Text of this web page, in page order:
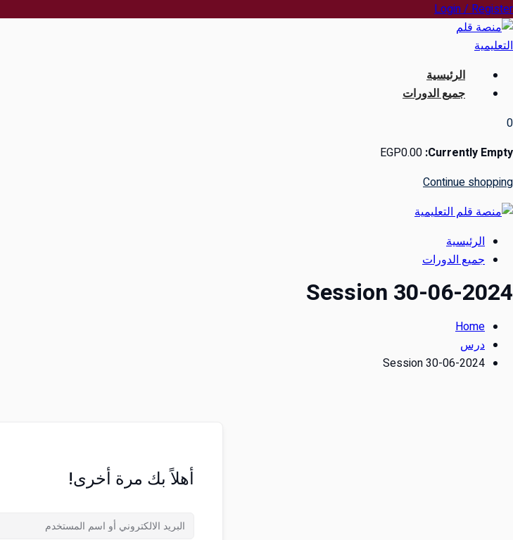
Skip
to
content
Login / Register
الرئيسية
جميع الدورات
0
Currently Empty:
EGP0.00
Continue shopping
الرئيسية
جميع الدورات
Session 30-06-2024
Home
درس
Session 30-06-2024
أهلاً بك مرة أخرى!